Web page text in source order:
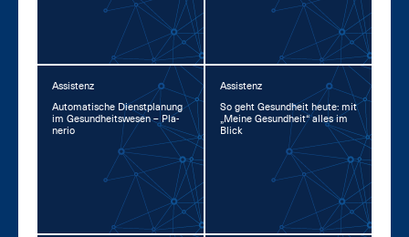
Assistenz
Au­to­ma­ti­sche Dienst­pla­nung
im Ge­sund­heits­we­sen – Pla­
ne­rio
Assistenz
So geht Ge­sund­heit heu­te: mit
„Mei­ne Ge­sund­heit“ al­les im
Blick